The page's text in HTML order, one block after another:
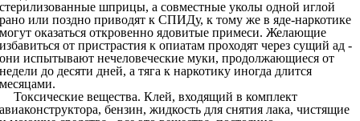
шприцы, а совместные уколы одной иглой
или поздно приводят к СПИДу, к тому же в яде-наркотике
оказаться откровенно ядовитые примеси. Желающие
от пристрастия к опиатам проходят через сущий ад -
испытывают нечеловеческие муки, продолжающиеся от
до десяти дней, а тяга к наркотику иногда длится
Токсические вещества. Клей, входящий в комплект
бензин, жидкость для снятия лака, чистящие